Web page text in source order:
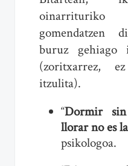
gomendatzen
buruz gehiago
(zoritxarrez,
itzulita).
“Dormir sin
llorar no es
psikologoa.